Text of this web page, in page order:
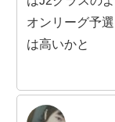
オンリーグ予
は高いかと